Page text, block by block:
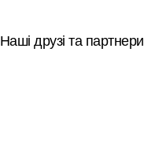
Наші друзі та партнери